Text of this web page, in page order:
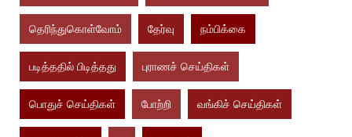
தெரிந்துகொள்வோம் தேர்வு நம்பிக்கை
படித்ததில் பிடித்தது புராணச் செய்திகள்
பொதுச் செய்திகள் போற்றி வங்கிச் செய்திகள்